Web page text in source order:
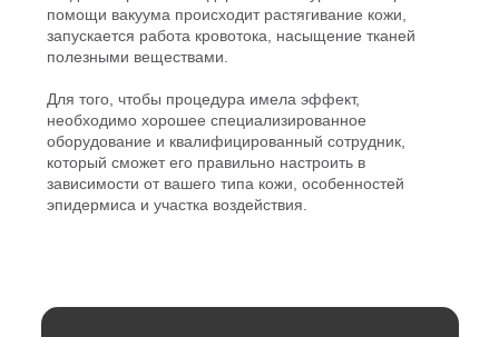
помощи вакуума происходит растягивание кожи,
запускается работа кровотока, насыщение тканей
полезными веществами.
Для того, чтобы процедура имела эффект,
необходимо хорошее специализированное
оборудование и квалифицированный сотрудник,
который сможет его правильно настроить в
зависимости от вашего типа кожи, особенностей
эпидермиса и участка воздействия.